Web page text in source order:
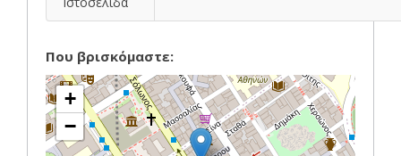
Που βρισκόμαστε:
+
−